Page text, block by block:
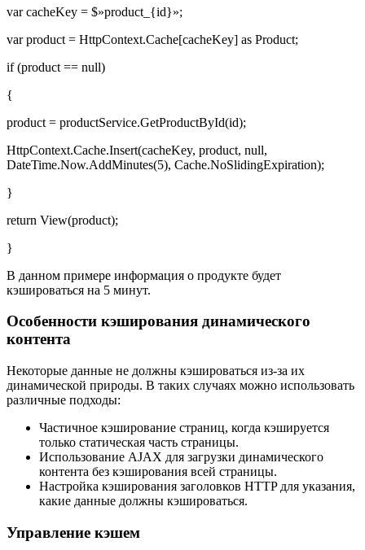
var cacheKey = $»product_{id}»;
var product = HttpContext.Cache[cacheKey] as Product;
if (product == null)
{
product = productService.GetProductById(id);
HttpContext.Cache.Insert(cacheKey, product, null,
DateTime.Now.AddMinutes(5), Cache.NoSlidingExpiration);
}
return View(product);
}
В данном примере информация о продукте будет
кэшироваться на 5 минут.
Особенности кэширования динамического
контента
Некоторые данные не должны кэшироваться из-за их
динамической природы. В таких случаях можно использовать
различные подходы:
Частичное кэширование страниц, когда кэшируется
только статическая часть страницы.
Использование AJAX для загрузки динамического
контента без кэширования всей страницы.
Настройка кэширования заголовков HTTP для указания,
какие данные должны кэшироваться.
Управление кэшем